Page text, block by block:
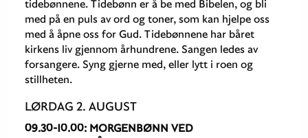
tidebønnene. Tidebønn er å be med Bibelen, og bli
med på en puls av ord og toner, som kan hjelpe oss
med å åpne oss for Gud. Tidebønnene har båret
kirkens liv gjennom århundrene. Sangen ledes av
forsangere. Syng gjerne med, eller lytt i roen og
stillheten.
LØRDAG 2. AUGUST
09.30-10.00: MORGENBØNN VED